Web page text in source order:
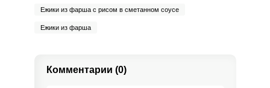
Ежики из фарша с рисом в сметанном соусе
Ежики из фарша
Комментарии (0)